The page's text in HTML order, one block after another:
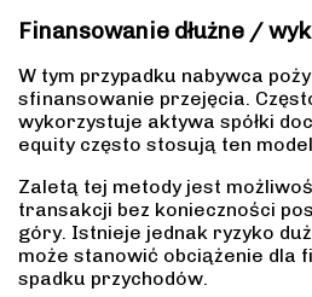
Finansowanie dłużne /
W tym przypadku nabywca
sfinansowanie przejęcia.
wykorzystuje aktywa spółki
equity często stosują ten
Zaletą tej metody jest
transakcji bez konieczności
góry. Istnieje jednak ryzyko
może stanowić obciążenie dla
spadku przychodów.